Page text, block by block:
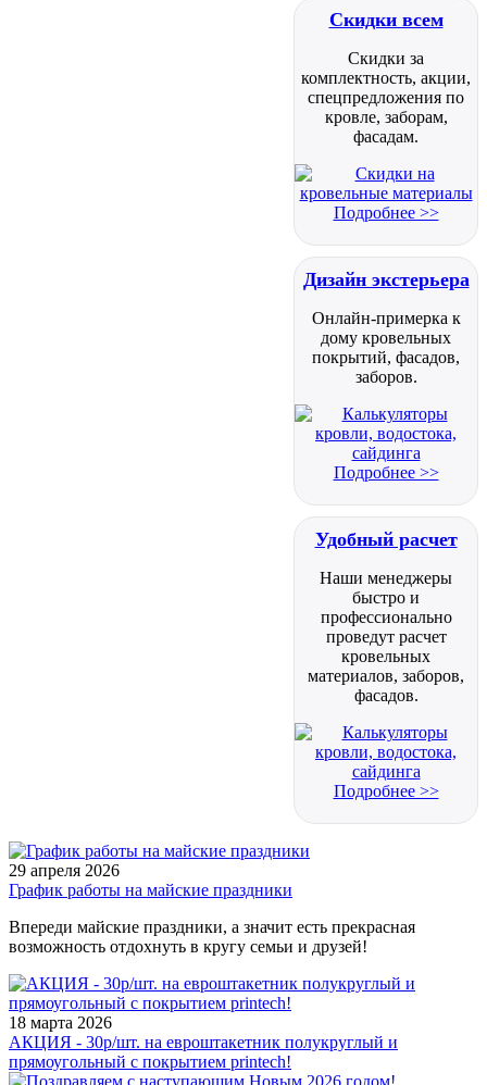
Скидки всем
Скидки за
комплектность, акции,
спецпредложения по
кровле, заборам,
фасадам.
Подробнее >>
Дизайн экстерьера
Онлайн-примерка к
дому кровельных
покрытий, фасадов,
заборов.
Подробнее >>
Удобный расчет
Наши менеджеры
быстро и
профессионально
проведут расчет
кровельных
материалов, заборов,
фасадов.
Подробнее >>
29 апреля 2026
График работы на майские праздники
Впереди майские праздники, а значит есть прекрасная
возможность отдохнуть в кругу семьи и друзей!
18 марта 2026
АКЦИЯ - 30р/шт. на евроштакетник полукруглый и
прямоугольный с покрытием printech!